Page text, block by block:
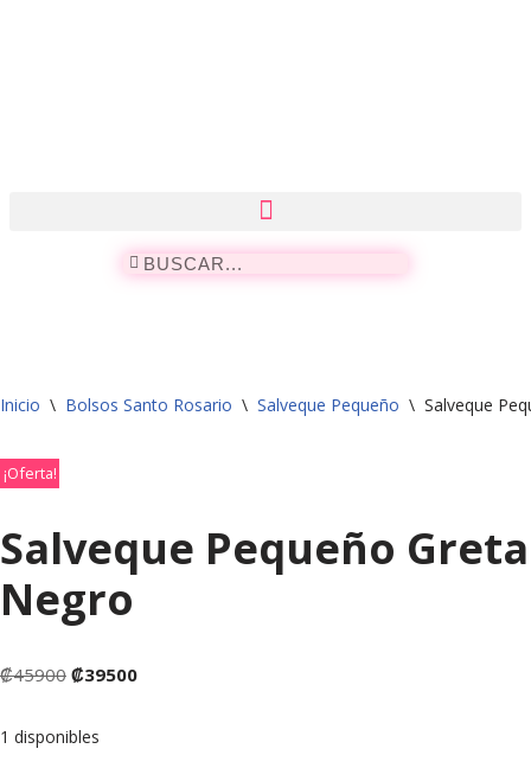
Inicio \ Bolsos Santo Rosario \ Salveque Pequeño \ Salveque
¡Oferta!
Salveque Pequeño Greta
Negro
₡45900 ₡39500
1 disponibles